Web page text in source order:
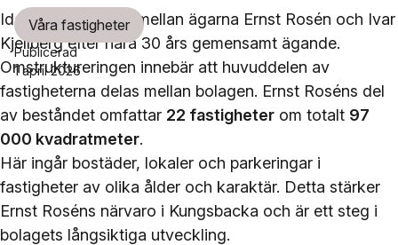
Våra fastigheter
Publicerad
1 april 2026
Idag delas Aranäs mellan ägarna Ernst Rosén och Ivar
Kjellberg efter nära 30 års gemensamt ägande.
Omstruktureringen innebär att huvuddelen av
fastigheterna delas mellan bolagen. Ernst Roséns del
av beståndet omfattar 22 fastigheter om totalt 97
000 kvadratmeter.
Här ingår bostäder, lokaler och parkeringar i
fastigheter av olika ålder och karaktär. Detta stärker
Ernst Roséns närvaro i Kungsbacka och är ett steg i
bolagets långsiktiga utveckling.